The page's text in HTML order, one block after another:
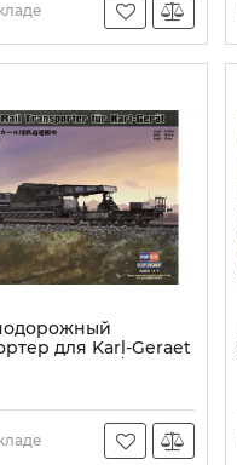
для Karl-Geraet